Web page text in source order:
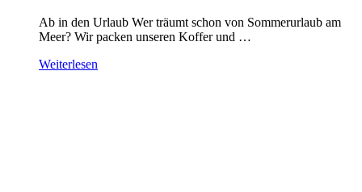
Ab in den Urlaub Wer träumt schon von Sommerurlaub am
Meer? Wir packen unseren Koffer und …
Weiterlesen